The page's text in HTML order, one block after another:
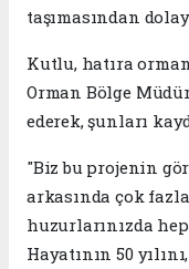
taşımasından
Kutlu, hatıra
Orman Bölge
ederek, şunları
"Biz bu projenin
arkasında çok
huzurlarınızda
Hayatının 50